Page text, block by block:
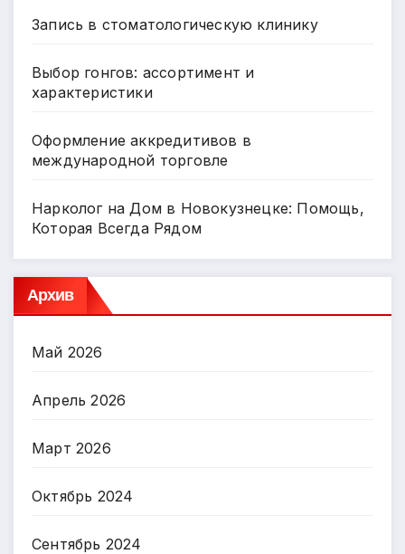
Запись в стоматологическую клинику
Выбор гонгов: ассортимент и
характеристики
Оформление аккредитивов в
международной торговле
Нарколог на Дом в Новокузнецке: Помощь,
Которая Всегда Рядом
Архив
Май 2026
Апрель 2026
Март 2026
Октябрь 2024
Сентябрь 2024